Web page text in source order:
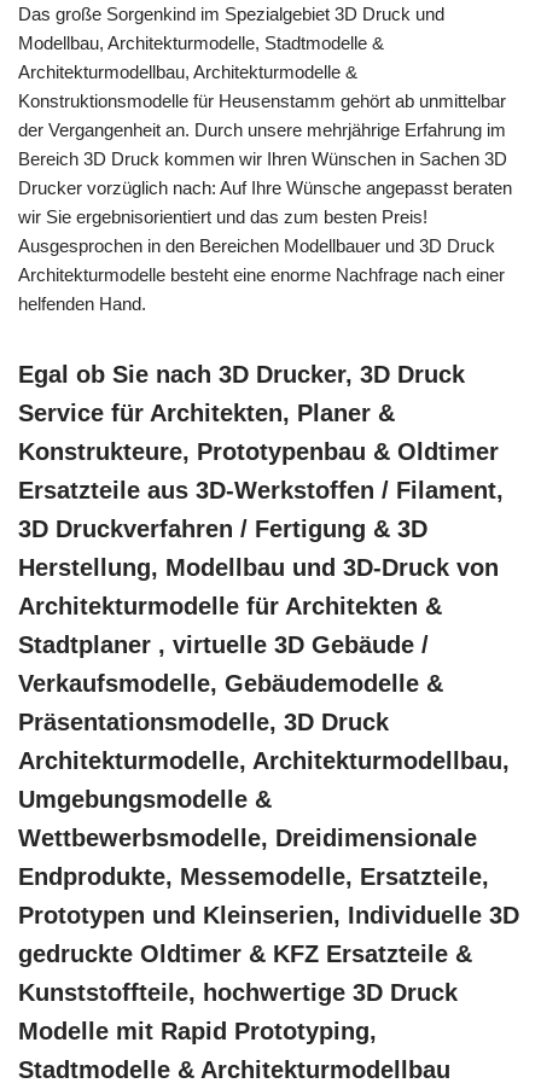
Das große Sorgenkind im Spezialgebiet 3D Druck und
Modellbau, Architekturmodelle, Stadtmodelle &
Architekturmodellbau, Architekturmodelle &
Konstruktionsmodelle für Heusenstamm gehört ab unmittelbar
der Vergangenheit an. Durch unsere mehrjährige Erfahrung im
Bereich 3D Druck kommen wir Ihren Wünschen in Sachen 3D
Drucker vorzüglich nach: Auf Ihre Wünsche angepasst beraten
wir Sie ergebnisorientiert und das zum besten Preis!
Ausgesprochen in den Bereichen Modellbauer und 3D Druck
Architekturmodelle besteht eine enorme Nachfrage nach einer
helfenden Hand.
Egal ob Sie nach 3D Drucker, 3D Druck
Service für Architekten, Planer &
Konstrukteure, Prototypenbau & Oldtimer
Ersatzteile aus 3D-Werkstoffen / Filament,
3D Druckverfahren / Fertigung & 3D
Herstellung, Modellbau und 3D-Druck von
Architekturmodelle für Architekten &
Stadtplaner , virtuelle 3D Gebäude /
Verkaufsmodelle, Gebäudemodelle &
Präsentationsmodelle, 3D Druck
Architekturmodelle, Architekturmodellbau,
Umgebungsmodelle &
Wettbewerbsmodelle, Dreidimensionale
Endprodukte, Messemodelle, Ersatzteile,
Prototypen und Kleinserien, Individuelle 3D
gedruckte Oldtimer & KFZ Ersatzteile &
Kunststoffteile, hochwertige 3D Druck
Modelle mit Rapid Prototyping,
Stadtmodelle & Architekturmodellbau